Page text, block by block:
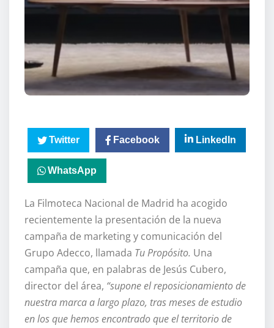
Twitter Facebook LinkedIn
WhatsApp
La Filmoteca Nacional de Madrid ha acogido
recientemente la presentación de la nueva
campaña de marketing y comunicación del
Grupo Adecco, llamada Tu Propósito. Una
campaña que, en palabras de Jesús Cubero,
director del área, “supone el reposicionamiento de
nuestra marca a largo plazo, tras meses de estudio
en los que hemos encontrado que el territorio de